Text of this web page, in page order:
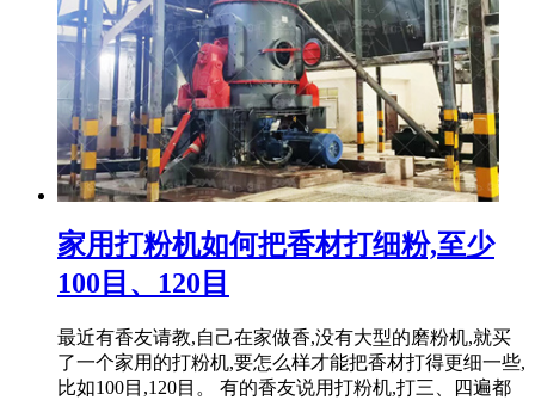
家用打粉机如何把香材打细粉,至少
100目、120目
最近有香友请教,自己在家做香,没有大型的磨粉机,就买
了一个家用的打粉机,要怎么样才能把香材打得更细一些,
比如100目,120目。 有的香友说用打粉机,打三、四遍都